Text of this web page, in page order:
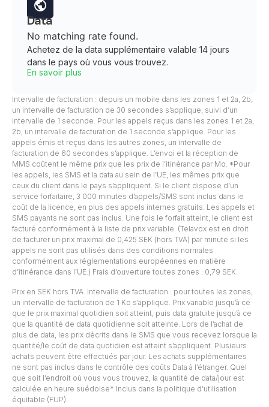
Data
No matching rate found.
Achetez de la data supplémentaire valable 14 jours
dans le pays où vous vous trouvez.
En savoir plus
Intervalle de facturation : depuis un mobile dans les zones 1 et 2a, 2b,
un intervalle de facturation de 30 secondes s’applique, suivi d’un
intervalle de 1 seconde. Pour les appels reçus dans les zones 1 et 2a,
2b, un intervalle de facturation de 1 seconde s’applique. Pour les
appels émis et reçus dans les autres zones, un intervalle de
facturation de 60 secondes s’applique. L’envoi et la réception de
MMS coûtent le même prix que les prix de l’itinérance par Mo. *Pour
les appels, les SMS et la data au sein de l’UE, les mêmes prix que
ceux du client dans le pays s’appliquent. Si le client dispose d’un
service forfaitaire, 3 000 minutes d’appels/SMS sont inclus dans le
coût de la licence, en plus des appels internes gratuits. Les appels et
SMS payants ne sont pas inclus. Une fois le forfait atteint, le client est
facturé conformément à la liste de prix variable. (Telavox est en droit
de facturer un prix maximal de 0,425 SEK (hors TVA) par minute si les
appels ne sont pas utilisés dans des conditions normales
conformément aux réglementations européennes en matière
d’itinérance dans l’UE.) Frais d’ouverture toutes zones : 0,79 SEK.
Prix en SEK hors TVA. Intervalle de facturation : pour toutes les zones,
un intervalle de facturation de 1 Ko s’applique. Prix variable jusqu’à ce
que le prix maximal quotidien soit atteint, puis data gratuite jusqu’à ce
que la quantité de data quotidienne soit atteinte. Lors de l’achat de
plus de data, les prix décrits dans le SMS que vous recevez lorsque la
quantité/le coût de data quotidien est atteint s’appliquent. Plusieurs
achats peuvent être effectués par jour. Les achats supplémentaires
ne sont pas inclus dans le contrôle des coûts Data à l’étranger. Quel
que soit l’endroit où vous vous trouvez, la quantité de data/jour est
calculée en heure suédoise* Inclus dans la politique d’utilisation
équitable (FUP).